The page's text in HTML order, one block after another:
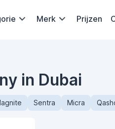
Merk Prijzen
in Dubai
Sentra Micra